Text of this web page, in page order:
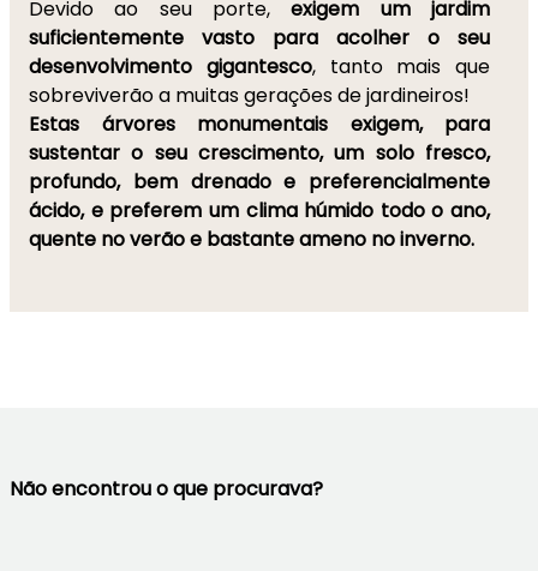
Devido ao seu porte,exigem um jardim
suficientemente vasto para acolher o seu
desenvolvimento gigantesco, tanto mais que
sobreviverão a muitas gerações de jardineiros!
Estas árvores monumentais exigem, para
sustentar o seu crescimento, um solo fresco,
profundo, bem drenado e preferencialmente
ácido, e preferem um clima húmido todo o ano,
quente no verão e bastante ameno no inverno.
Não encontrou o que procurava?